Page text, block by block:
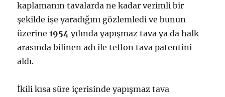
kaplamanın tavalarda ne kadar verimli bir
şekilde işe yaradığını gözlemledi ve bunun
üzerine1954 yılında yapışmaz tava ya da halk
arasında bilinen adı ile teflon tava patentini
aldı.
İkili kısa süre içerisinde yapışmaz tava